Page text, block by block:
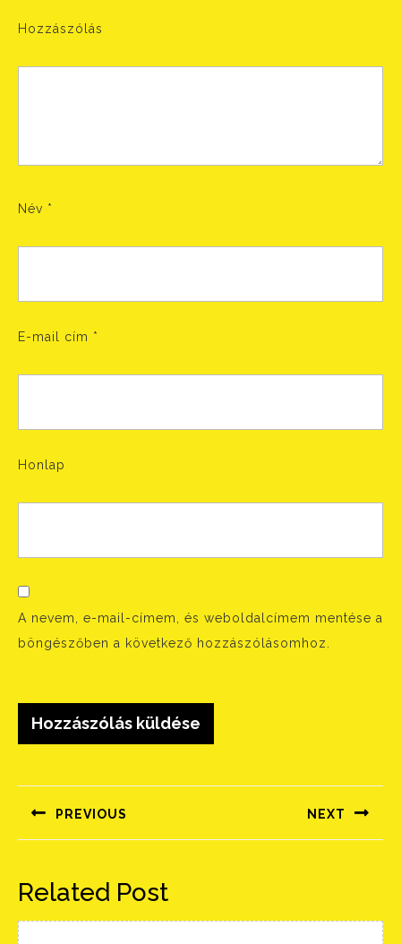
Hozzászólás
Név *
E-mail cím *
Honlap
A nevem, e-mail-címem, és weboldalcímem mentése a
böngészőben a következő hozzászólásomhoz.
navigáció
PREVIOUS
Előző
NEXT
Következő
Related Post